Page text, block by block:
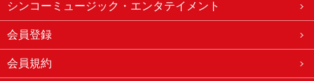
シンコーミュージック・エンタテイメント
会員登録
会員規約